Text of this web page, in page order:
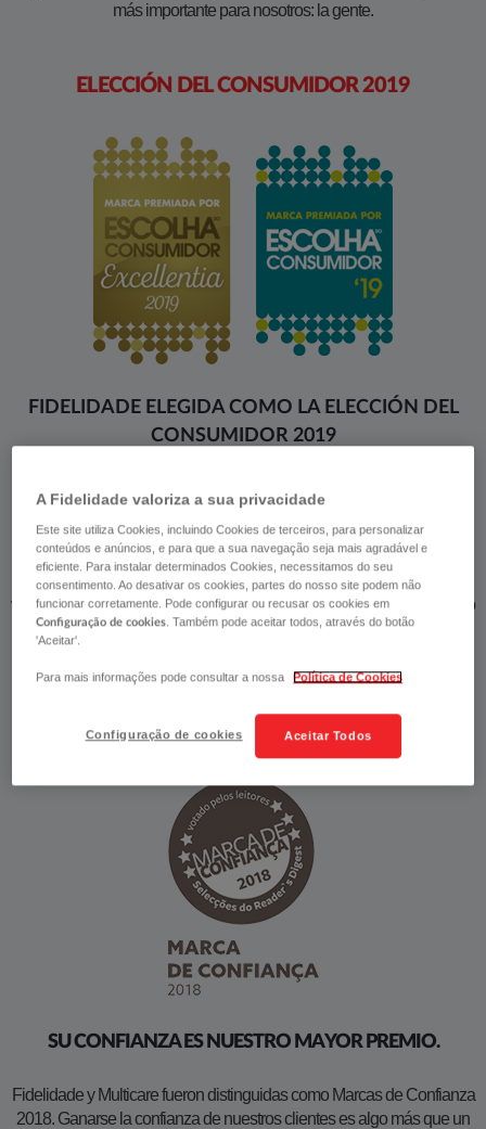
más importante para nosotros: la gente.
ELECCIÓN DEL CONSUMIDOR 2019
FIDELIDADE ELEGIDA COMO LA ELECCIÓN DEL
CONSUMIDOR 2019
categoría de "Aseguradores", Fidelidade recibió también la distinción
de "Elección del Consumidor Excellentia 2019", que distingue a la
empresa que adopta las mejores prácticas organizacionales
orientadas al cliente (Customer Centric). Esta elección se basa en
valores como la confianza y la motivación, y traduce el reconocimiento
de nuestros productos y servicios, orientados a las necesidades
MARCA DE CONFIANZA 2018
SU CONFIANZA ES NUESTRO MAYOR PREMIO.
Fidelidade y Multicare fueron distinguidas como Marcas de Confianza
2018. Ganarse la confianza de nuestros clientes es algo más que un
A Fidelidade valoriza a sua privacidade
Este site utiliza Cookies, incluindo Cookies de terceiros, para personalizar
conteúdos e anúncios, e para que a sua navegação seja mais agradável e
eficiente. Para instalar determinados Cookies, necessitamos do seu
consentimento. Ao desativar os cookies, partes do nosso site podem não
funcionar corretamente. Pode configurar ou recusar os cookies em
Configuração de cookies. Também pode aceitar todos, através do botão
'Aceitar'.
Para mais informações pode consultar a nossa Política de Cookies
Aceitar Todos
Configuração de cookies